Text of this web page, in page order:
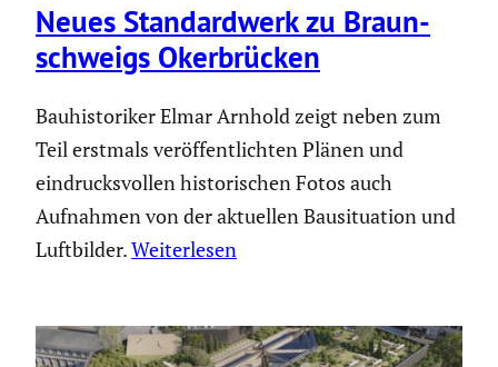
Neues Standard­werk zu Braun­
schweigs Okerbrü­cken
Bauhistoriker Elmar Arnhold zeigt neben zum
Teil erstmals veröffentlichten Plänen und
eindrucksvollen historischen Fotos auch
Aufnahmen von der aktuellen Bausituation und
Luftbilder.Weiterlesen